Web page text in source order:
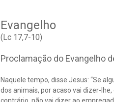
Evangelho
(Lc 17,7-10)
Proclamação do Evangelho
Naquele tempo, disse Jesus: “Se
dos animais, por acaso vai dizer-lhe,